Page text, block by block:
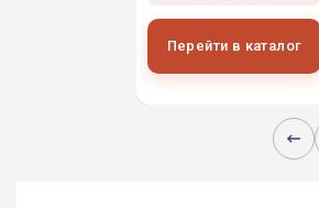
Перейти в каталог